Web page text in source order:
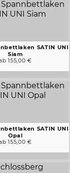
SATIN UNI
Siam
155,00 €
SATIN UNI
Opal
155,00 €